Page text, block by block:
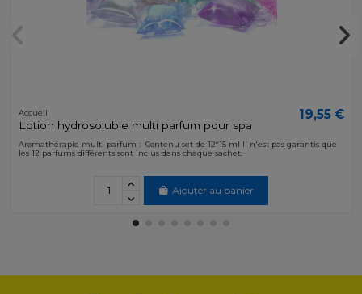
Accueil
Lotion hydrosoluble multi parfum pour spa
19,55 €
Aromathérapie multi parfum : Contenu set de 12*15 ml Il n'est pas garantis que
les 12 parfums différents sont inclus dans chaque sachet.
Ajouter au panier